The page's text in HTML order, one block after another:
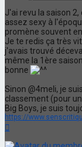
J'ai revu la saison
assez sexy à
promène souvent
Je te redis ça très
j'avais trouvé
même la 1ère
bonne
Sinon @4meli, je
classement (pour
Big Boys, je suis
https://